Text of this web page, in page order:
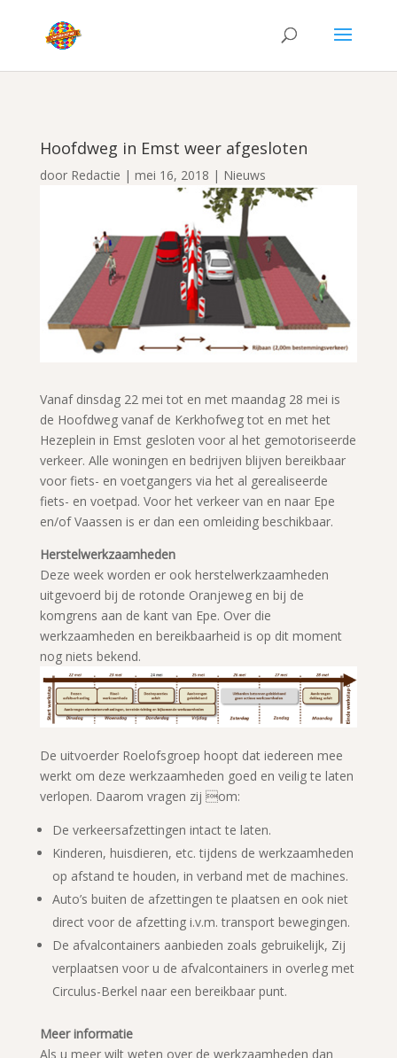
Hoofdweg in Emst weer afgesloten
door Redactie | mei 16, 2018 | Nieuws
Vanaf dinsdag 22 mei tot en met maandag 28 mei is
de Hoofdweg vanaf de Kerkhofweg tot en met het
Hezeplein in Emst gesloten voor al het gemotoriseerde
verkeer. Alle woningen en bedrijven blijven bereikbaar
voor fiets- en voetgangers via het al gerealiseerde
fiets- en voetpad. Voor het verkeer van en naar Epe
en/of Vaassen is er dan een omleiding beschikbaar.
Herstelwerkzaamheden
Deze week worden er ook herstelwerkzaamheden
uitgevoerd bij de rotonde Oranjeweg en bij de
komgrens aan de kant van Epe. Over die
werkzaamheden en bereikbaarheid is op dit moment
nog niets bekend.
De uitvoerder Roelofsgroep hoopt dat iedereen mee
werkt om deze werkzaamheden goed en veilig te laten
verlopen. Daarom vragen zij om:
De verkeersafzettingen intact te laten.
Kinderen, huisdieren, etc. tijdens de werkzaamheden
op afstand te houden, in verband met de machines.
Auto’s buiten de afzettingen te plaatsen en ook niet
direct voor de afzetting i.v.m. transport bewegingen.
De afvalcontainers aanbieden zoals gebruikelijk, Zij
verplaatsen voor u de afvalcontainers in overleg met
Circulus-Berkel naar een bereikbaar punt.
Meer informatie
Als u meer wilt weten over de werkzaamheden dan